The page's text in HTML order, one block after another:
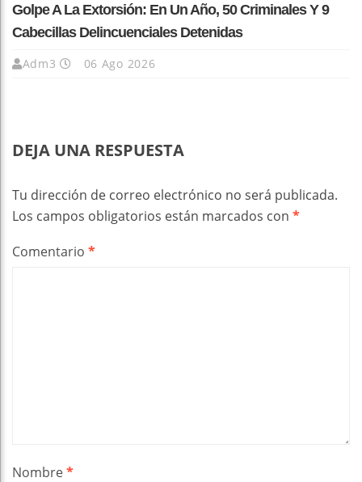
Golpe A La Extorsión: En Un Año, 50 Criminales Y 9
Cabecillas Delincuenciales Detenidas
Adm3 06 Ago 2026
DEJA UNA RESPUESTA
Tu dirección de correo electrónico no será publicada.
Los campos obligatorios están marcados con *
Comentario *
Nombre*